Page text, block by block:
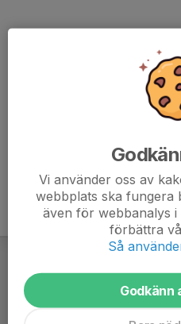
Vi använder oss av
webbplats ska fungera
även för webbanalys
förbättra
Så
Godkänn